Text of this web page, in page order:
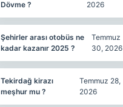
Dövme ?
2026
Şehirler arası otobüs ne
kadar kazanır 2025 ?
Temmuz
30, 2026
Tekirdağ kirazı
meşhur mu ?
Temmuz 28,
2026